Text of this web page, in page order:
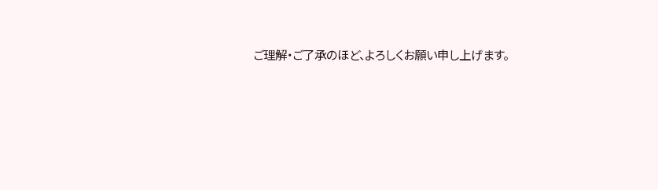
ご理解・ご了承のほど、よろしくお願い申し上げます。